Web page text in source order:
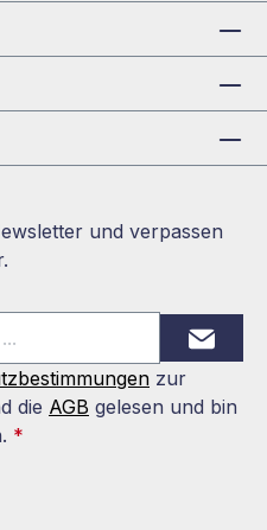
und verpassen
zur
die AGB gelesen und bin
*